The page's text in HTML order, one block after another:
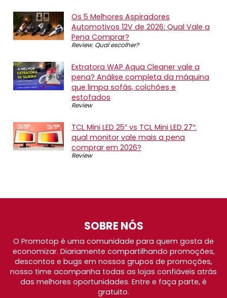
Os 5 Melhores Aspiradores
Automotivos 12V de 2026: Qual Vale a
Pena Comprar?
Review, Qual escolher?
Extratora WAP Aqua Cleaner vale a
pena? Análise completa da máquina
que limpa sofás, colchões e
estofados
Review
TCL Mini LED 25″ vs TCL Mini LED 27″:
qual monitor vale mais a pena
comprar em 2026?
Review
SOBRE NÓS
O Promotop é uma comunidade para quem gosta de
economizar. Diariamente compartilhando promoções,
descontos e bugs em nossos grupos de promoções,
nosso time acompanha todas as lojas confiáveis atrás
das melhores oportunidades. Entre e faça parte, é
gratuito.